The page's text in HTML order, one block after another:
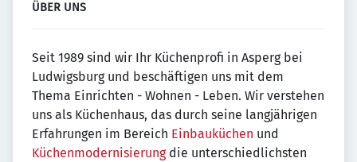
ÜBER UNS
Seit 1989 sind wir Ihr Küchenprofi in Asperg bei
Ludwigsburg und beschäftigen uns mit dem
Thema Einrichten - Wohnen - Leben. Wir verstehen
uns als Küchenhaus, das durch seine langjährigen
Erfahrungen im Bereich Einbauküchen und
Küchenmodernisierungdie unterschiedlichsten